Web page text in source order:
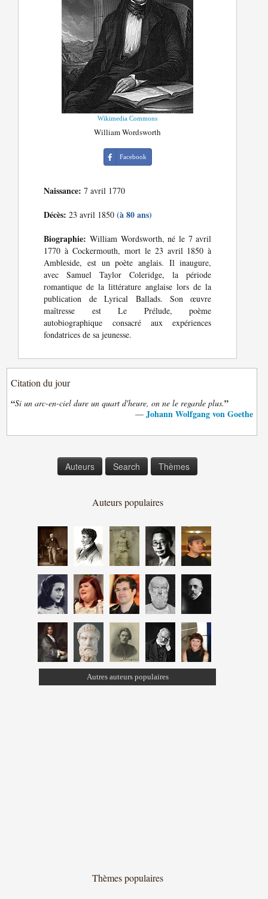
Wikimedia Commons
William Wordsworth
Facebook
Naissance: 7 avril 1770
Décès: 23 avril 1850(à 80 ans)
Biographie: William Wordsworth, né le 7 avril
1770 à Cockermouth, mort le 23 avril 1850 à
Ambleside, est un poète anglais. Il inaugure,
avec Samuel Taylor Coleridge, la période
romantique de la littérature anglaise lors de la
publication de Lyrical Ballads. Son œuvre
maîtresse est Le Prélude, poème
autobiographique consacré aux expériences
fondatrices de sa jeunesse.
Citation du jour
“Si un arc-en-ciel dure un quart d'heure, on ne le regarde plus.”
— Johann Wolfgang von Goethe
Auteurs Search Thèmes
Auteurs populaires
Autres auteurs populaires
Thèmes populaires